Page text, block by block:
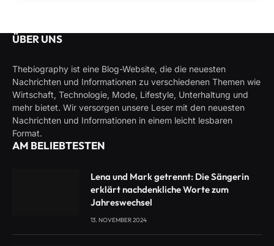
ÜBER UNS
Thebiography ist eine Blog-Website, die die neuesten
Nachrichten und Informationen zu verschiedenen Themen wie
Wirtschaft, Technologie, Mode, Lifestyle, Unterhaltung und
mehr bietet. Wir versorgen unsere Leser mit den neuesten
Nachrichten und Informationen in einem leicht lesbaren
Format.
AM BELIEBTESTEN
Lena und Mark getrennt: Die Sängerin
erklärt nachdenkliche Worte zum
Jahreswechsel
13. NOVEMBER 2024